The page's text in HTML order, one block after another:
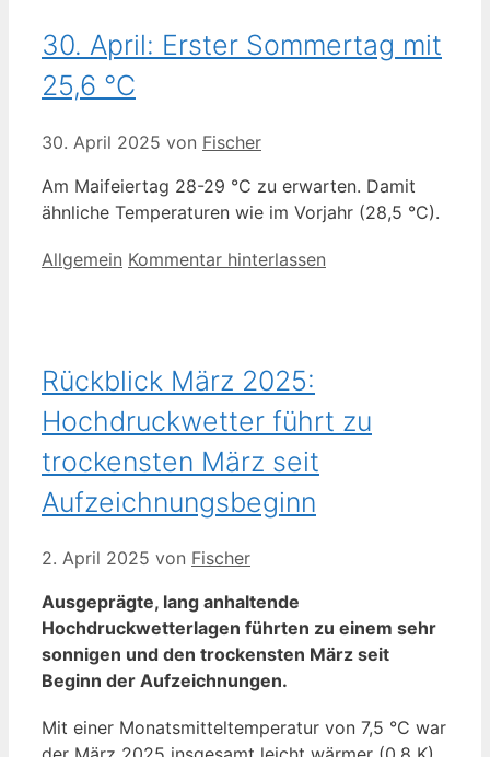
30. April: Erster Sommertag mit
25,6 °C
30. April 2025 von Fischer
Am Maifeiertag 28-29 °C zu erwarten. Damit
ähnliche Temperaturen wie im Vorjahr (28,5 °C).
Kategorien
Allgemein Kommentar hinterlassen
Rückblick März 2025:
Hochdruckwetter führt zu
trockensten März seit
Aufzeichnungsbeginn
2. April 2025 von Fischer
Ausgeprägte, lang anhaltende
Hochdruckwetterlagen führten zu einem sehr
sonnigen und den trockensten März seit
Beginn der Aufzeichnungen.
Mit einer Monatsmitteltemperatur von 7,5 °C war